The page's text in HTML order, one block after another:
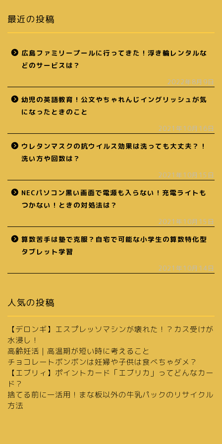
最近の投稿
広島ファミリープールに行ってきた！浮き輪レンタルな
どのサービスは？
2022年8月9日
幼児の英語教育！公文やちゃれんじイングリッシュが気
になったときのこと
2021年10月16日
ウレタンマスクの抗ウイルス効果は洗っても大丈夫？！
洗い方や回数は？
2021年10月15日
NECパソコン黒い画面で電源も入らない！充電ライトも
つかない！ときの対処法は？
2021年10月15日
算数苦手は塾で克服？自宅で可能な小学生の算数特化型
タブレット学習
2021年10月14日
人気の投稿
【デロンギ】エスプレッソマシンが壊れた！？カス受けが
水浸し！
高齢妊活｜高温期が短い時に考えること
チョコレートボンボンは妊婦や子供は食べちゃダメ？
【エブリィ】ポイントカード「エブリカ」ってどんなカー
ド？
捨てる前に一活用！まな板以外の牛乳パックのリサイクル
方法